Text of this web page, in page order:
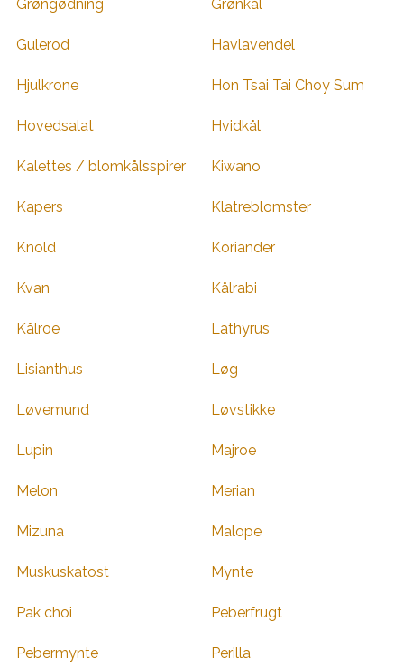
Grøngødning Grønkål
Gulerod Havlavendel
Hjulkrone Hon Tsai Tai Choy Sum
Hovedsalat Hvidkål
Kalettes / blomkålsspirer Kiwano
Kapers Klatreblomster
Knold Koriander
Kvan Kålrabi
Kålroe Lathyrus
Lisianthus Løg
Løvemund Løvstikke
Lupin Majroe
Melon Merian
Mizuna Malope
Muskuskatost Mynte
Pak choi Peberfrugt
Pebermynte Perilla